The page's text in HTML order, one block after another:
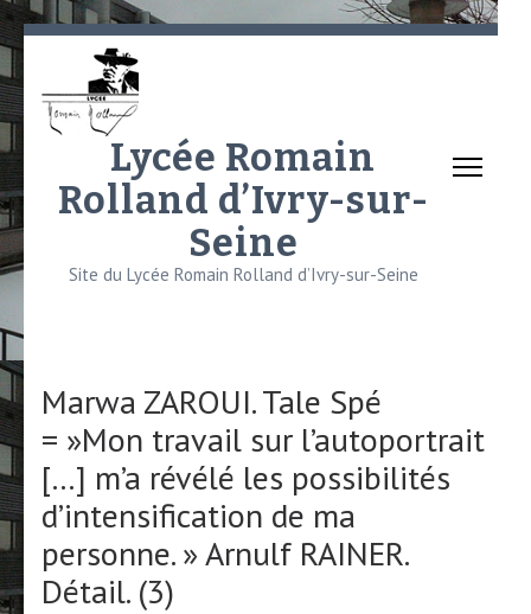
Aller
contenu
(Pressez
Lycée Romain
Rolland d’Ivry-sur-
Seine
Site du Lycée Romain Rolland d’Ivry-sur-Seine
Marwa ZAROUI. Tale Spé
= »Mon travail sur l’autoportrait
[…] m’a révélé les possibilités
d’intensification de ma
personne. » Arnulf RAINER.
Détail. (3)